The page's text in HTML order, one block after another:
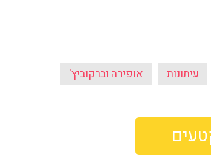
עיתונות אופירה וברקוביץ'